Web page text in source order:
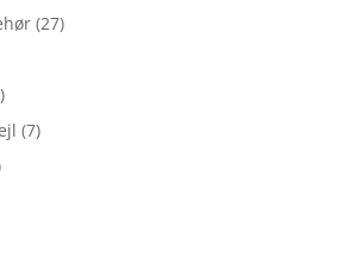
(27)
(7)